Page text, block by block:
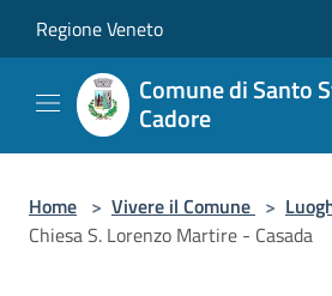
Regione Veneto
Comune di Santo
Cadore
Home > Vivere il Comune >
Chiesa S. Lorenzo Martire - Casada